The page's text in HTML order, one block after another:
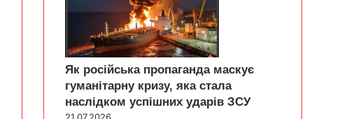
Як російська пропаганда маскує
гуманітарну кризу, яка стала
наслідком успішних ударів ЗСУ